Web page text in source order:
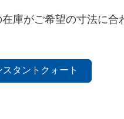
インチ(t)2124-T851 アルミ
インチ(t)2124-T851 アルミプ
庫がご希望の寸法に
スタントクォート